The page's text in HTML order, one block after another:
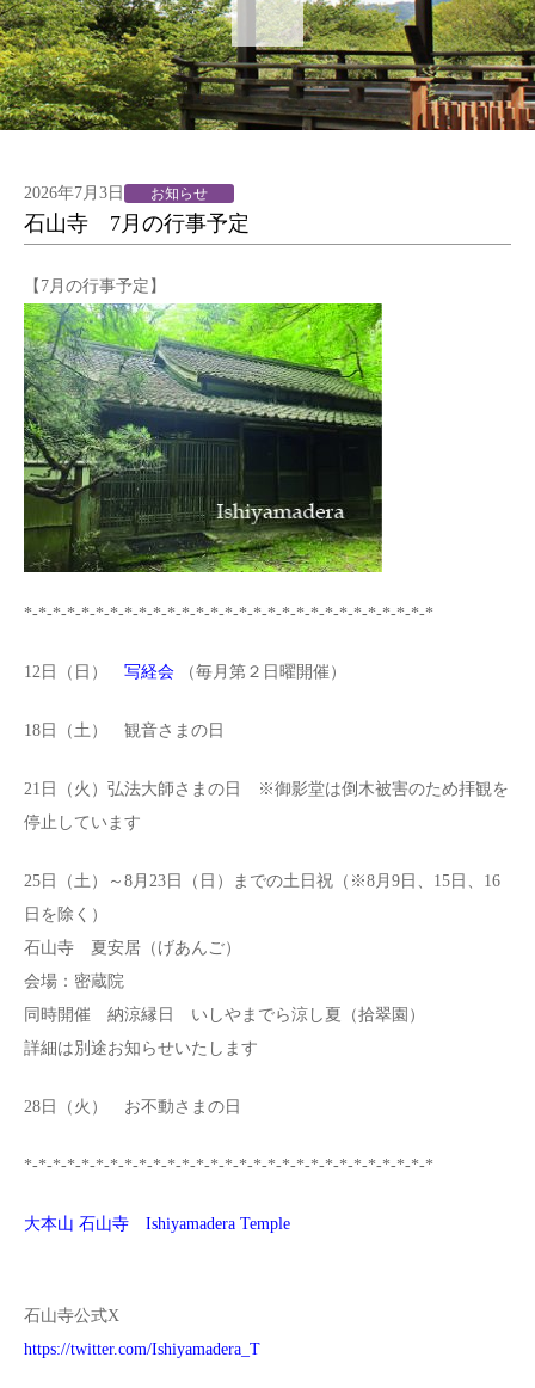
2026年7月3日 お知らせ
石山寺 7月の行事予定
【7月の行事予定】
*-*-*-*-*-*-*-*-*-*-*-*-*-*-*-*-*-*-*-*-*-*-*-*-*-*-*-*-*
12日（日） 写経会 （毎月第２日曜開催）
18日（土） 観音さまの日
21日（火）弘法大師さまの日 ※御影堂は倒木被害のため拝観を
停止しています
25日（土）～8月23日（日）までの土日祝（※8月9日、15日、16
日を除く）
石山寺 夏安居（げあんご）
会場：密蔵院
同時開催 納涼縁日 いしやまでら涼し夏（拾翠園）
詳細は別途お知らせいたします
28日（火） お不動さまの日
*-*-*-*-*-*-*-*-*-*-*-*-*-*-*-*-*-*-*-*-*-*-*-*-*-*-*-*-*
大本山 石山寺 Ishiyamadera Temple
石山寺公式X
https://twitter.com/Ishiyamadera_T